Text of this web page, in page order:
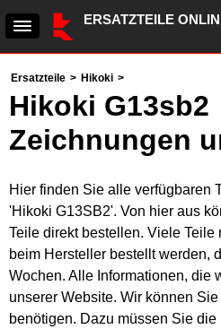
ERSATZTEILE
Ersatzteile > Hikoki >
Hikoki G13sb2
Zeichnungen
Hier finden Sie alle verfügbaren
'Hikoki G13SB2'. Von hier aus
Teile direkt bestellen. Viele Teile
beim Hersteller bestellt werden,
Wochen. Alle Informationen, die
unserer Website. Wir können
benötigen. Dazu müssen Sie